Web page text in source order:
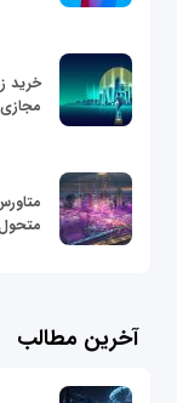
آخرین مطالب